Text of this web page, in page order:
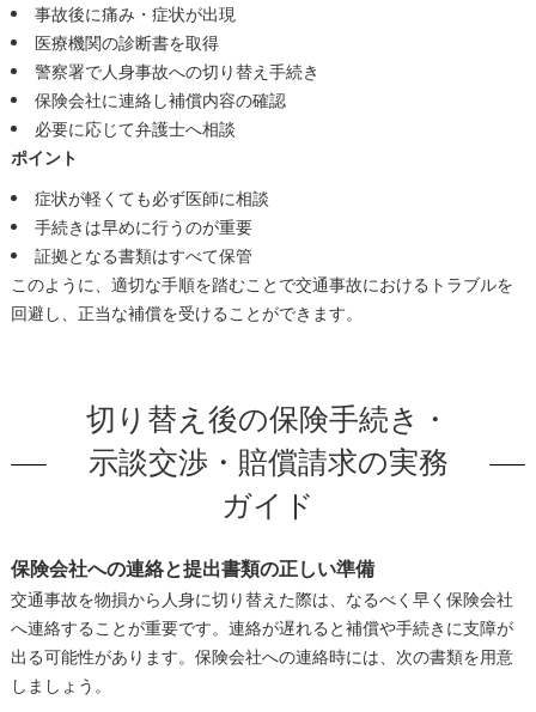
事故後に痛み・症状が出現
医療機関の診断書を取得
警察署で人身事故への切り替え手続き
保険会社に連絡し補償内容の確認
必要に応じて弁護士へ相談
ポイント
症状が軽くても必ず医師に相談
手続きは早めに行うのが重要
証拠となる書類はすべて保管
このように、適切な手順を踏むことで交通事故におけるトラブルを
回避し、正当な補償を受けることができます。
切り替え後の保険手続き・
示談交渉・賠償請求の実務
ガイド
保険会社への連絡と提出書類の正しい準備
交通事故を物損から人身に切り替えた際は、なるべく早く保険会社
へ連絡することが重要です。連絡が遅れると補償や手続きに支障が
出る可能性があります。保険会社への連絡時には、次の書類を用意
しましょう。